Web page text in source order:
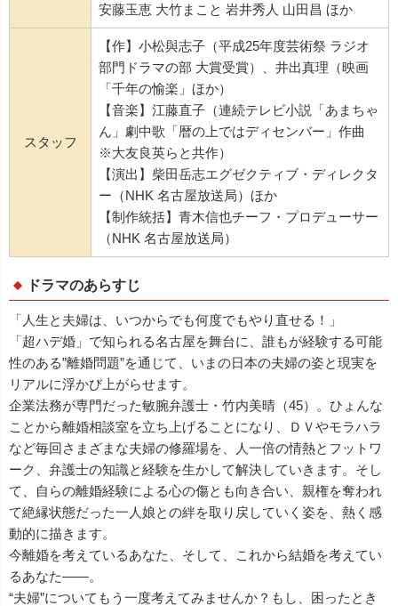
安藤玉恵 大竹まこと 岩井秀人 山田昌 ほか
スタッフ
【作】小松與志子（平成25年度芸術祭 ラジオ
部門ドラマの部 大賞受賞）、井出真理（映画
「千年の愉楽」ほか）
【音楽】江藤直子（連続テレビ小説「あまちゃ
ん」劇中歌「暦の上ではディセンバー」作曲
※大友良英らと共作）
【演出】柴田岳志エグゼクティブ・ディレクタ
ー（NHK 名古屋放送局）ほか
【制作統括】青木信也チーフ・プロデューサー
（NHK 名古屋放送局）
ドラマのあらすじ
「人生と夫婦は、いつからでも何度でもやり直せる！」
「超ハデ婚」で知られる名古屋を舞台に、誰もが経験する可能
性のある”離婚問題”を通じて、いまの日本の夫婦の姿と現実を
リアルに浮かび上がらせます。
企業法務が専門だった敏腕弁護士・竹内美晴（45）。ひょんな
ことから離婚相談室を立ち上げることになり、ＤＶやモラハラ
など毎回さまざまな夫婦の修羅場を、人一倍の情熱とフットワ
ーク、弁護士の知識と経験を生かして解決していきます。そし
て、自らの離婚経験による心の傷とも向き合い、親権を奪われ
て絶縁状態だった一人娘との絆を取り戻していく姿を、熱く感
動的に描きます。
今離婚を考えているあなた、そして、これから結婚を考えてい
るあなた――。
“夫婦”についてもう一度考えてみませんか？もし、困ったとき